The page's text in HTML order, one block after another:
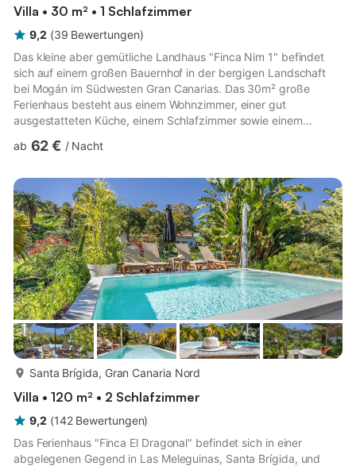
Villa • 30 m² • 1 Schlafzimmer
9,2 (39 Bewertungen)
Das kleine aber gemütliche Landhaus "Finca Nim 1" befindet
sich auf einem großen Bauernhof in der bergigen Landschaft
bei Mogán im Südwesten Gran Canarias. Das 30m² große
Ferienhaus besteht aus einem Wohnzimmer, einer gut
ausgestatteten Küche, einem Schlafzimmer sowie einem
Zur weiteren Ausstattung gehören WLAN (geeignet für
(gemeinschaftlich), ein Babybett, ein Minikinderbett und ein
Hochstuhl. Der Außenbereich verfügt über eine private und
teilweise überdachte Terrasse mit Sitzmöbeln...
ab 62 € / Nacht
Santa Brígida, Gran Canaria Nord
Villa • 120 m² • 2 Schlafzimmer
9,2 (142 Bewertungen)
Das Ferienhaus "Finca El Dragonal" befindet sich in einer
abgelegenen Gegend in Las Meleguinas, Santa Brígida, und